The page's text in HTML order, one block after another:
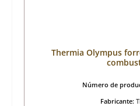
Thermia Olympus
Número de
Fabricante: